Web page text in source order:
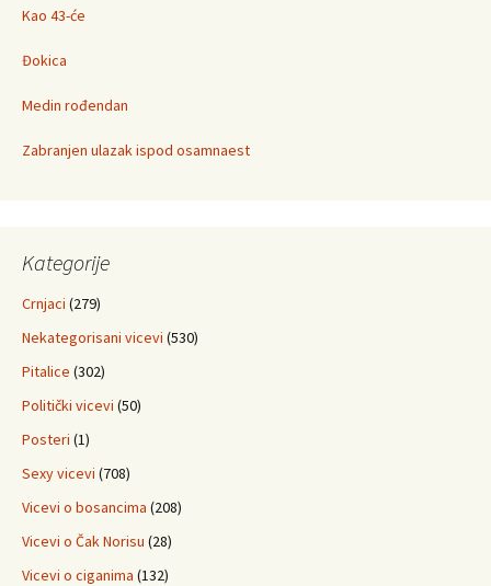
Kao 43-će
Đokica
Medin rođendan
Zabranjen ulazak ispod osamnaest
Kategorije
Crnjaci (279)
Nekategorisani vicevi (530)
Pitalice (302)
Politički vicevi (50)
Posteri (1)
Sexy vicevi (708)
Vicevi o bosancima (208)
Vicevi o Čak Norisu (28)
Vicevi o ciganima (132)